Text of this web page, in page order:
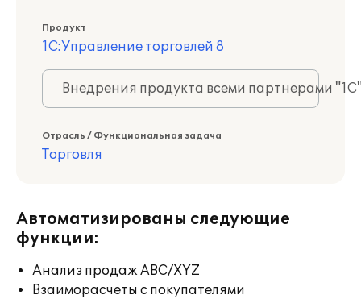
Продукт
1С:Управление торговлей 8
Внедрения продукта всеми партнерами
Отрасль / Функциональная задача
Торговля
Автоматизированы следующие
функции:
Анализ продаж ABC/XYZ
Взаиморасчеты с покупателями